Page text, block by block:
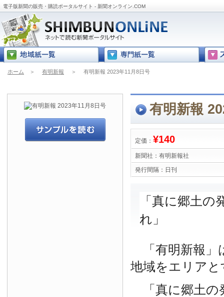
電子版新聞の販売・購読ポータルサイト - 新聞オンライン.COM
ホーム ＞ 有明新報 ＞ 有明新報 2023年11月8日号
有明新報
定価： ¥140
新聞社： 有明新報社
発行間隔： 日刊
「真に郷土の
れ」
「有明新報」
地域をエリア
「真に郷土の